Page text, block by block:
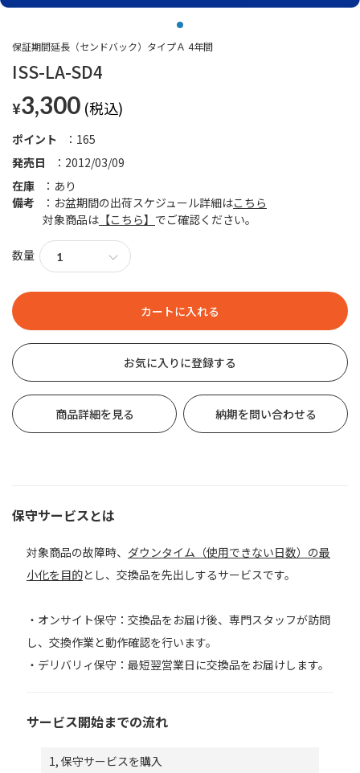
ISS-LA-SD4
保証期間延長（センドバック）タイプＡ 4年間
¥3,300
発売日 2012/03/09
ポイント 165
在庫
あり
備考
お盆期間の出荷スケジュール詳細はこちら
対象商品は 【こちら】 でご確認ください。
数量
お気に入りに登録する
商品詳細を見る 納期を問い合わせる
保守サービスとは
対象商品の故障時、 ダウンタイム（使用できない日数）の最
小化を目的とし、交換品を先出しするサービスです。
・オンサイト保守：交換品をお届け後、専門スタッフが訪問
し、交換作業と動作確認を行います。
・デリバリィ保守：最短翌営業日に交換品をお届けします。
サービス開始までの流れ
1, 保守サービスを購入